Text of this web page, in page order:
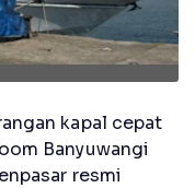
kapal cepat
Banyuwangi
resmi